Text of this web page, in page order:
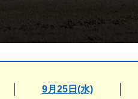
道内の発売情報(PDF)
9月25日(水)